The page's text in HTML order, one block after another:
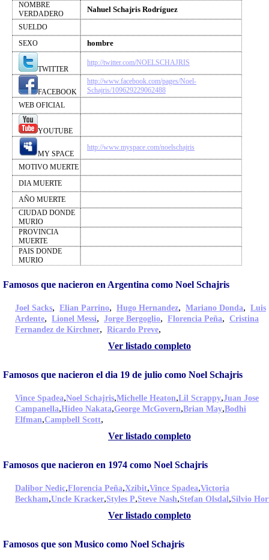
NOMBRE
VERDADERO
Nahuel Schajris Rodríguez
SUELDO
SEXO
hombre
TWITTER
http://twitter.com/NOELSCHAJRIS
FACEBOOK
http://www.facebook.com/pages/Noel-
Schajris/109629229062488
WEB OFICIAL
YOUTUBE
MY SPACE
http://www.myspace.com/noelschajris
MOTIVO MUERTE
DIA MUERTE
AÑO MUERTE
CIUDAD DONDE
MURIO
PROVINCIA
MUERTE
PAIS DONDE
MURIO
Famosos que nacieron en Argentina como Noel Schajris
Joel Sacks, Elian Parrino, Hugo Hernandez, Mariano Donda, Luis
Ardente, Lionel Messi, Jorge Bergoglio, Florencia Peña, Cristina
Fernandez de Kirchner, Ricardo Preve,
Ver listado completo
Famosos que nacieron el dia 19 de julio como Noel Schajris
Vince Spadea,Noel Schajris,Michelle Heaton,Lil Scrappy,Juan Jose
Campanella,Hideo Nakata,George McGovern,Brian May,Bodhi
Elfman,Campbell Scott,
Ver listado completo
Famosos que nacieron en 1974 como Noel Schajris
Dalibor Nedic,Florencia Peña,Xzibit,Vince Spadea,Victoria
Beckham,Uncle Kracker,Styles P,Steve Nash,Stefan Olsdal,Silvio
Ver listado completo
Famosos que son Musico como Noel Schajris